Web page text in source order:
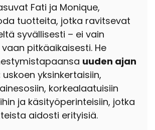
Fati ja Monique,
tuotteita, jotka ravitsevat
syvällisesti – ei vain
pitkäaikaisesti. He
uuden ajan
uskoen yksinkertaisiin,
korkealaatuisiin
ja käsityöperinteisiin, jotka
aidosti erityisiä.